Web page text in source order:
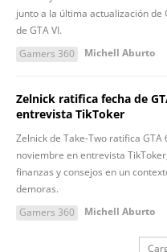
junto a la última actualización de
de GTA VI.
Gamers 360
Michell Aburto
Zelnick ratifica fecha de
entrevista TikToker
Zelnick de Take-Two ratifica GTA
noviembre en entrevista
finanzas y consejos en un
demoras.
Gamers 360
Michell Aburto